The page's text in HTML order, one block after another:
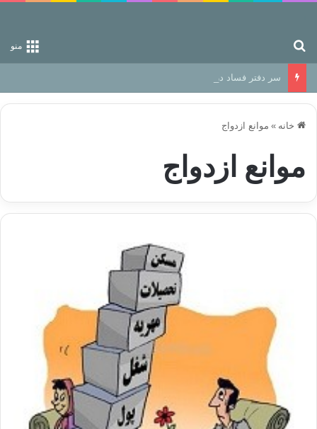
منو
سر دفتر فساد در زمین‌، دوری وکناره‌گیری از راه خداست‌!
خانه » موانع ازدواج
موانع ازدواج